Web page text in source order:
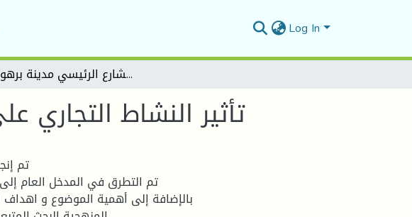
Log In
تأثير النشاط التجاري على حركة المرور بالشارع الرئيسي مدينة برهوم
تأثير النشاط التجاري
تم
تم التطرق في المدخل العام
بالإضافة إلى أهمية الموضوع و اهداف